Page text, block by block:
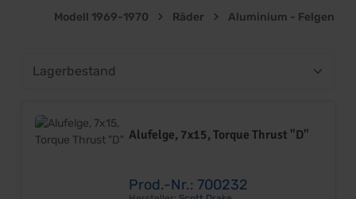
Modell 1969-1970 Räder Aluminium - Felgen
Alufelge, 7x15, Torque Thrust "D"
Prod.-Nr.: 700232